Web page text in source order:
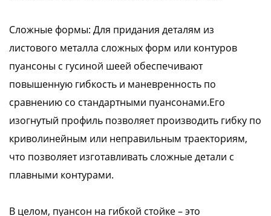
Сложные формы: Для придания деталям из
листового металла сложных форм или контуров
пуансоны с гусиной шеей обеспечивают
повышенную гибкость и маневренность по
сравнению со стандартными пуансонами.Его
изогнутый профиль позволяет производить гибку по
криволинейным или неправильным траекториям,
что позволяет изготавливать сложные детали с
плавными контурами.
В целом, пуансон на гибкой стойке – это